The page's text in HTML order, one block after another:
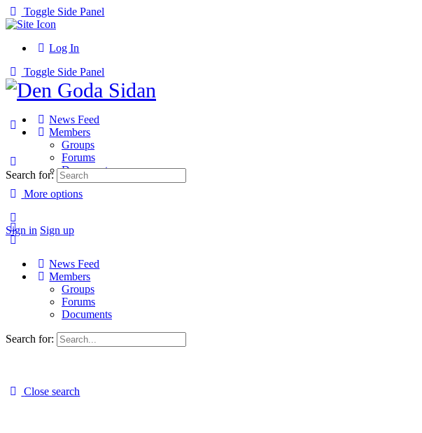
Toggle Side Panel
Log In
Toggle Side Panel
News Feed
Members
Groups
Forums
Documents
More options
Sign in Sign up
Search for:
News Feed
Members
Groups
Forums
Documents
Search for:
Close search